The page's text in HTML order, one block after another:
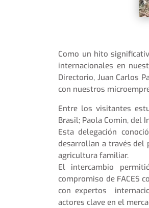
Como un hito
internacionales en
Directorio, Juan Carlos
con nuestros
Entre los visitantes
Brasil; Paola Comin, del
Esta delegación
desarrollan a través del
agricultura familiar.
El intercambio
compromiso de FACES
con expertos
actores clave en el